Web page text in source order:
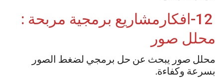
12-افكارمشاريع برمجية مربحة :
محلل صور
محلل صور يبحث عن حل برمجي لضغط الصور
بسرعة وكفاءة.